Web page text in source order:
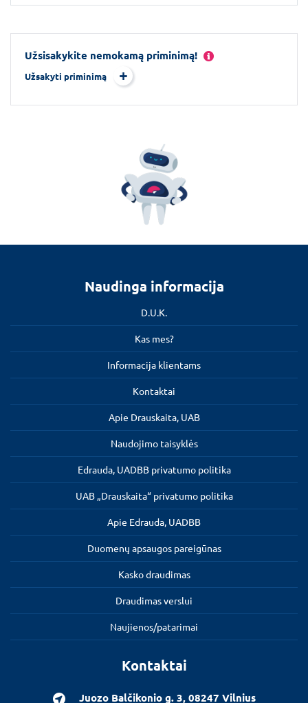
Užsisakykite nemokamą priminimą!
Užsakyti priminimą
Naudinga informacija
D.U.K.
Kas mes?
Informacija klientams
Kontaktai
Apie Drauskaita, UAB
Naudojimo taisyklės
Edrauda, UADBB privatumo politika
UAB „Drauskaita“ privatumo politika
Apie Edrauda, UADBB
Duomenų apsaugos pareigūnas
Kasko draudimas
Draudimas verslui
Naujienos/patarimai
Kontaktai
Juozo Balčikonio g. 3, 08247 Vilnius